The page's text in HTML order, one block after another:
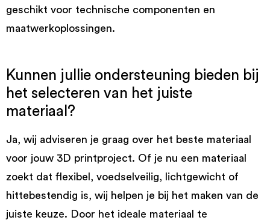
geschikt voor technische componenten en
maatwerkoplossingen.
Kunnen jullie ondersteuning bieden bij
het selecteren van het juiste
materiaal?
Ja, wij adviseren je graag over het beste materiaal
voor jouw 3D printproject. Of je nu een materiaal
zoekt dat flexibel, voedselveilig, lichtgewicht of
hittebestendig is, wij helpen je bij het maken van de
juiste keuze. Door het ideale materiaal te